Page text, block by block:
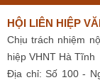
HỘI LIÊN HIỆP
Chịu trách nhiệm
hiệp VHNT Hà Tĩnh
Địa chỉ: Số 100 -